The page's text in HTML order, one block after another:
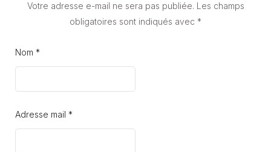
Votre adresse e-mail ne sera pas publiée. Les champs
obligatoires sont indiqués avec *
Nom *
Adresse mail *